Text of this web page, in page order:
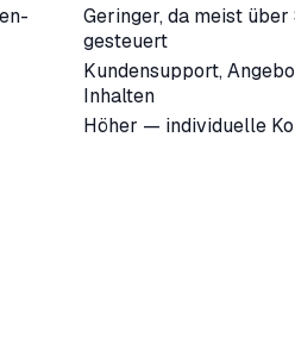
Geringer, da meist
gesteuert
Kundensupport,
Inhalten
Höher — individuelle